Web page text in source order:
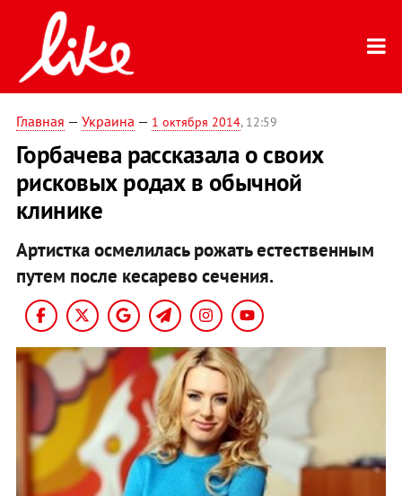
Главная — Украина — 1 октября 2014, 12:59
Горбачева рассказала о своих
рисковых родах в обычной
клинике
Артистка осмелилась рожать естественным
путем после кесарево сечения.